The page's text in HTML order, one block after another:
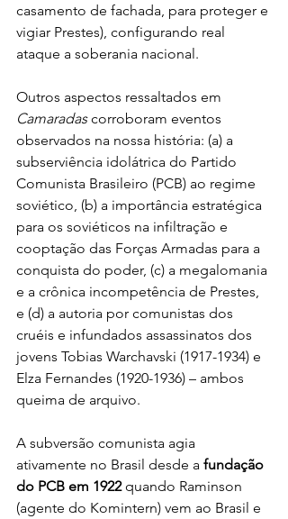
casamento de fachada, para proteger e
vigiar Prestes), configurando real
ataque a soberania nacional.
Outros aspectos ressaltados em
Camaradas corroboram eventos
observados na nossa história: (a) a
subserviência idolátrica do Partido
Comunista Brasileiro (PCB) ao regime
soviético, (b) a importância estratégica
para os soviéticos na infiltração e
cooptação das Forças Armadas para a
conquista do poder, (c) a megalomania
e a crônica incompetência de Prestes,
e (d) a autoria por comunistas dos
cruéis e infundados assassinatos dos
jovens Tobias Warchavski (1917-1934) e
Elza Fernandes (1920-1936) – ambos
queima de arquivo.
A subversão comunista agia
ativamente no Brasil desde a fundação
do PCB em 1922 quando Raminson
(agente do Komintern) vem ao Brasil e